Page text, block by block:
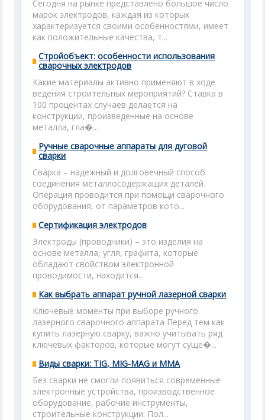
Сегодня на рынке представлено большое число
марок электродов, каждая из которых
характеризуется своими особенностями, имеет
как положительные качества, т...
Стройобъект: особенности использования
сварочных электродов
Какие материалы активно применяют в ходе
ведения строительных мероприятий? Ставка в
100 процентах случаев делается на
конструкции, произведенные на основе
металла, гла�...
Ручные сварочные аппараты для дуговой
сварки
Сварка – надежный и долговечный способ
соединения металлосодержащих деталей.
Операция проводится при помощи сварочного
оборудования, от параметров кото...
Сертификация электродов
Электроды (проводники) – это изделия на
основе металла, угля, графита, которые
обладают свойством электронной
проводимости, находится...
Как выбрать аппарат ручной лазерной сварки
Ключевые моменты при выборе ручного
лазерного сварочного аппарата Перед тем как
купить лазерную сварку, важно учитывать ряд
ключевых факторов, которые могут суще�...
Виды сварки: TIG, MIG-MAG и MMA
Без сварки не смогли появиться современные
электронные устройства, производственное
оборудование, рабочие инструменты,
строительные конструкции. Пол...